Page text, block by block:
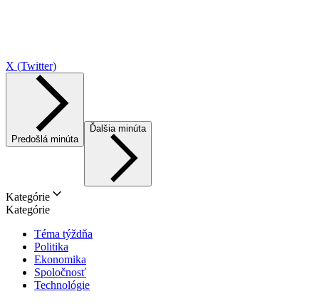
X (Twitter)
Predošlá minúta
Ďalšia minúta
Kategórie
Kategórie
Téma týždňa
Politika
Ekonomika
Spoločnosť
Technológie